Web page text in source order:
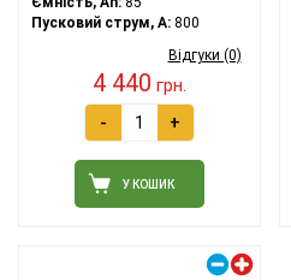
Пусковий струм, A: 800
Відгуки (0)
4 440 грн.
- +
У КОШИК